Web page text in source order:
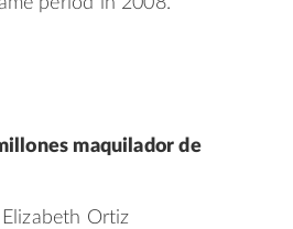
maquilador de
Ortiz